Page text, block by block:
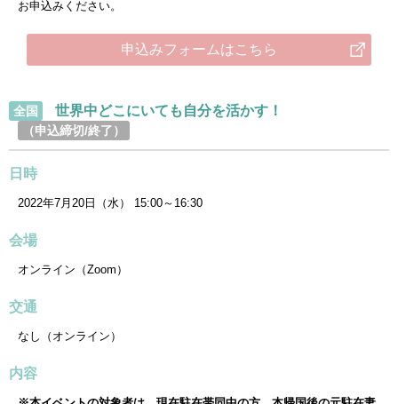
お申込みください。
申込みフォームはこちら
全国 世界中どこにいても自分を活かす！
（申込締切/終了）
日時
2022年7月20日（水） 15:00～16:30
会場
オンライン（Zoom）
交通
なし（オンライン）
内容